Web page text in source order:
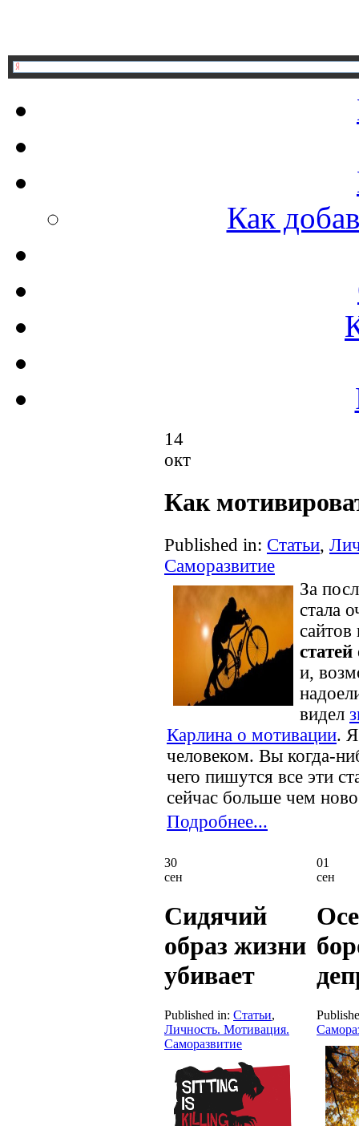
Как
14
окт
Как
Published in: Статьи,
Саморазвитие
За
стала
сайтов
и,
видел
Карлина о мотивации.
человеком. Вы когда-
чего пишутся все эти
сейчас больше чем
Подробнее...
30
сен
Сидячий
образ жизни
убивает
Published in: Статьи,
Личность. Мотивация.
Саморазвитие
01
сен